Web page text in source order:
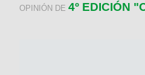
OPINIÓN DE 4º EDICIÓN